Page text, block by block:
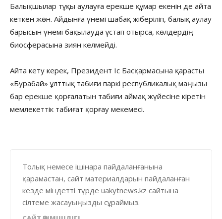
Балықшылар тұқы аулауға ерекше құмар екенін де айта
кеткен жөн. Айдынға үнемі шабақ жіберіліп, балық аулау
барысын үнемі бақылауда ұстап отырса, көлдердің
биосферасына зиян келмейді.
Айта кету керек, Президент Іс Басқармасына қарасты
«Бурабай» ұлттық табиғи паркі республикалық маңызы
бар ерекше қорғалатын табиғи аймақ жүйесіне кіретін
мемлекеттік табиғат қорғау мекемесі.
Толық немесе ішінара пайдаланғанына
қарамастан, сайт материалдарын пайдаланған
кезде міндетті түрде uakytnews.kz сайтына
сілтеме жасауыңызды сұраймыз.